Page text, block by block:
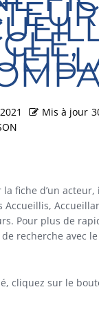
Mis à jour
fiche d’un
Accueillis,
Pour plus de
recherche avec
cliquez sur le